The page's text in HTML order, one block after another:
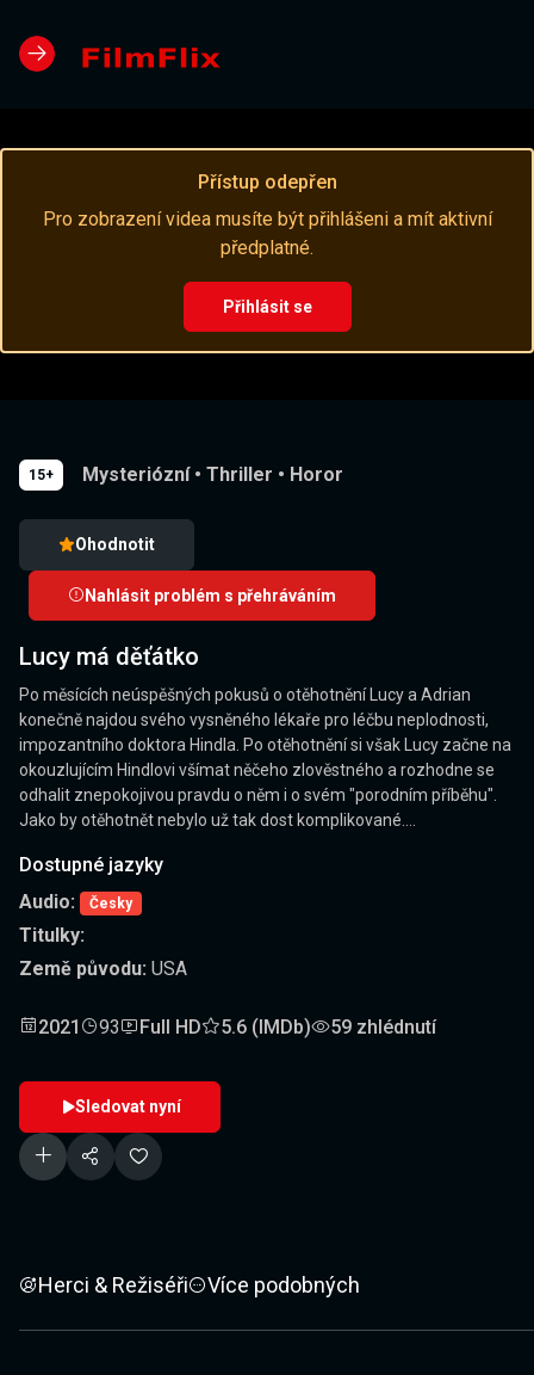
Přístup odepřen
Pro zobrazení videa musíte být přihlášeni a mít aktivní
předplatné.
Přihlásit se
15+ Mysteriózní • Thriller • Horor
Ohodnotit
Nahlásit problém s přehráváním
Lucy má děťátko
Po měsících neúspěšných pokusů o otěhotnění Lucy a Adrian
konečně najdou svého vysněného lékaře pro léčbu neplodnosti,
impozantního doktora Hindla. Po otěhotnění si však Lucy začne na
okouzlujícím Hindlovi všímat něčeho zlověstného a rozhodne se
odhalit znepokojivou pravdu o něm i o svém "porodním příběhu".
Jako by otěhotnět nebylo už tak dost komplikované....
Dostupné jazyky
Audio:
Česky
Titulky:
Země původu: USA
2021 93 Full HD 5.6 (IMDb) 59 zhlédnutí
Sledovat nyní
Herci & Režiséři Více podobných